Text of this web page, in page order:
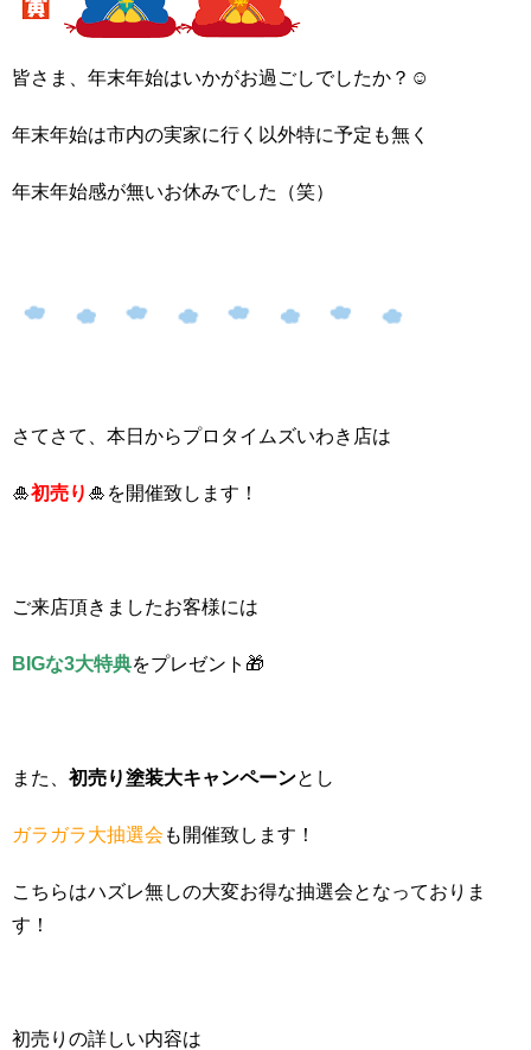
皆さま、年末年始はいかがお過ごしでしたか？☺
年末年始は市内の実家に行く以外特に予定も無く
年末年始感が無いお休みでした（笑）
さてさて、本日からプロタイムズいわき店は
🎍初売り 🎍 を開催致します！
ご来店頂きましたお客様には
BIGな3大特典をプレゼント🎁
また、 初売り塗装大キャンペーンとし
ガラガラ大抽選会 も開催致します！
こちらはハズレ無しの大変お得な抽選会となっておりま
す！
初売りの詳しい内容は